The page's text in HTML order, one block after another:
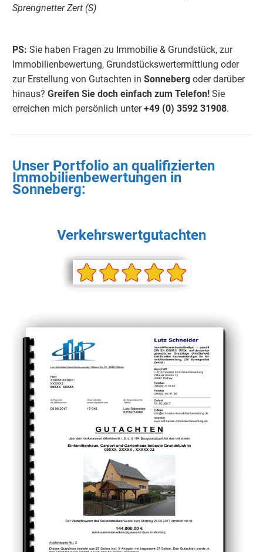
Sprengnetter Zert (S)
PS: Sie haben Fragen zu Immobilie & Grundstück, zur
Immobilienbewertung, Grundstückswertermittlung oder
zur Erstellung von Gutachten in Sonneberg oder darüber
hinaus? Greifen Sie doch einfach zum Telefon! Sie
erreichen mich persönlich unter+49 (0) 3592 31908.
Unser Portfolio an qualifizierten
Immobilienbewertungen in
Sonneberg:
Verkehrswertgutachten